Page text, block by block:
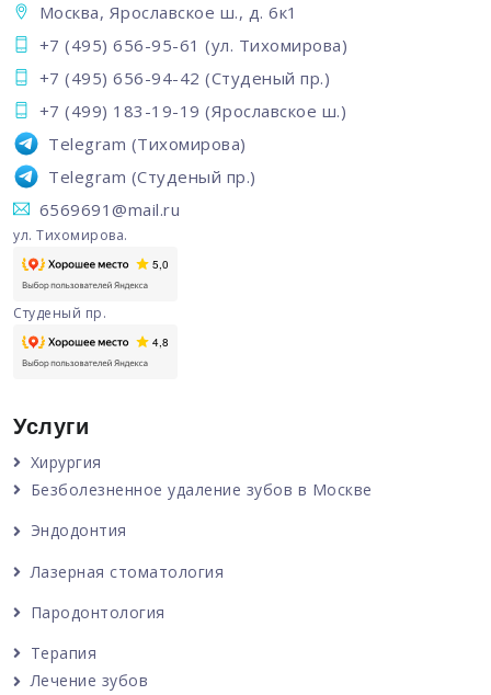
Москва, Ярославское ш., д. 6к1
+7 (495) 656-95-61 (ул. Тихомирова)
+7 (495) 656-94-42 (Студеный пр.)
+7 (499) 183-19-19 (Ярославское ш.)
Telegram (Тихомирова)
Telegram (Студеный пр.)
6569691@mail.ru
ул. Тихомирова.
Студеный пр.
Услуги
Хирургия
Безболезненное удаление зубов в Москве
Эндодонтия
Лазерная стоматология
Пародонтология
Терапия
Лечение зубов